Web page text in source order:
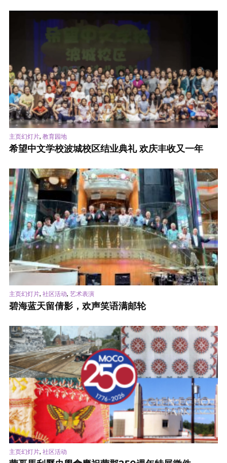
主页幻灯片, 教育园地
希望中文学校波城校区结业典礼 欢庆丰收又一年
主页幻灯片, 社区活动, 艺术表演
碧海蓝天留倩影，欢声笑语满邮轮
主页幻灯片, 社区活动